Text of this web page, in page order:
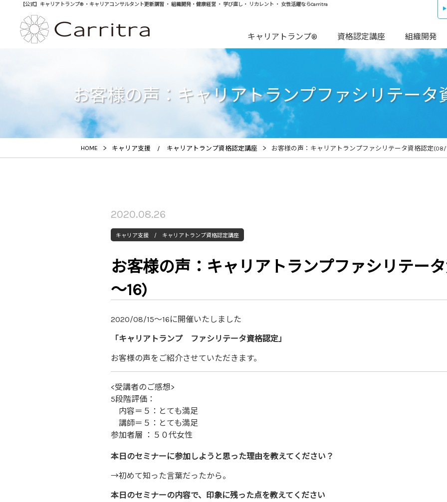
【公式】キャリアトランプ® ・キャリアコンサルタント更新講習 ・ 組織開発・健康経営 ・ 学び直し・ リカレント ・ 女性活躍ならCarritra
キャリアトランプ® 資格認定講座 組織開発
お客様の声：キャリアトランプファシリテータ
HOME > キャリア支援 / キャリアトランプ資格認定講座 > お客様の声：キャリアトランプファシリテータ資格認定(08/
2020.08.26
キャリア支援 / キャリアトランプ資格認定講座
お客様の声：キャリアトランプファシリテー
～16)
2020/08/15～16に開催いたしました
「キャリアトランプ ファシリテータ資格認定」
お客様の声をご紹介させていただきます。
<受講者のご感想>
5段階評価：
内容＝５：とても満足
講師＝５：とても満足
参加者層 ：５０代女性
本日のセミナーに参加しようと思った理由を教えてください？
→初めて知った言葉だったから。
本日のセミナーの内容で、印象に残った点を教えてください